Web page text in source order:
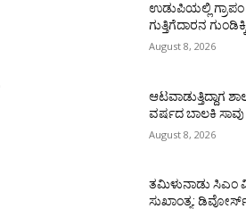
ಉಡುಪಿಯಲ್ಲಿ ಗ್ರಾಪಂ
ಗುತ್ತಿಗೆದಾರನ
August 8, 2026
ಆಟವಾಡುತ್ತಿದ್ದಾಗ
ವರ್ಷದ ಬಾಲಕಿ ಸಾವು
August 8, 2026
ತಮಿಳುನಾಡು ಸಿಎಂ
ಸುಖಾಂತ್ಯ: